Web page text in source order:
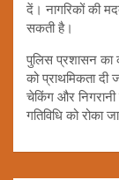
दें। नागरिकों की
सकती है।
पुलिस प्रशासन का
को प्राथमिकता
चेकिंग और निगरानी
गतिविधि को रोका